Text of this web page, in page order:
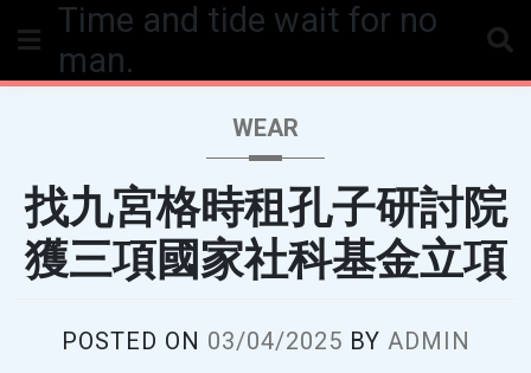
Time and tide wait for no
man.
WEAR
找九宮格時租孔子研討院
獲三項國家社科基金立項
POSTED ON 03/04/2025 BY ADMIN